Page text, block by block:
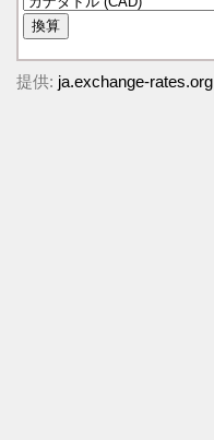
提供: ja.exchange-rates.org